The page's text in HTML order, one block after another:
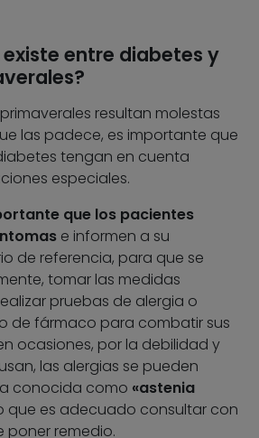
entre diabetes y
resultan molestas
las padece, es importante que
tengan en cuenta
especiales.
que los pacientes
e informen a su
de referencia, para que se
tomar las medidas
pruebas de alergia o
de fármaco para combatir sus
ocasiones, por la debilidad y
las alergias se pueden
conocida como «astenia
que es adecuado consultar con
poner remedio.